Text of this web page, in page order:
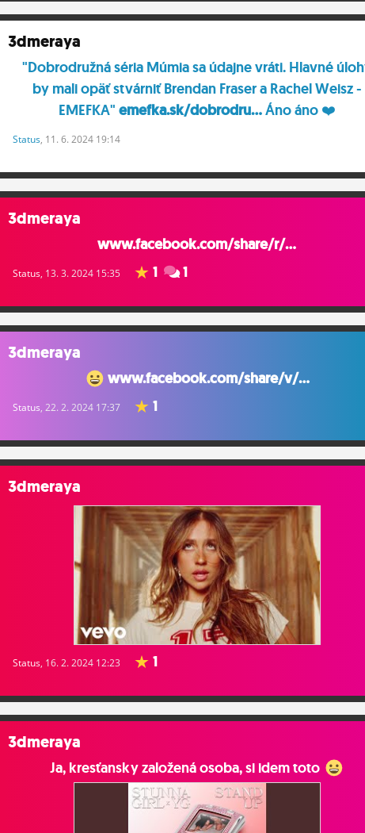
3dmeraya
"Dobrodružná séria Múmia sa údajne vráti. Hlavné
by mali opäť stvárniť Brendan Fraser a Rachel Weisz -
EMEFKA" emefka.sk/dobrodru...Áno áno ❤️
Status, 11. 6. 2024 19:14
3dmeraya
www.facebook.com/share/r/...
Status, 13. 3. 2024 15:35 1 1
3dmeraya
www.facebook.com/share/v/...
Status, 22. 2. 2024 17:37 1
3dmeraya
Status, 16. 2. 2024 12:23 1
3dmeraya
Ja, kresťansky založená osoba, si idem toto